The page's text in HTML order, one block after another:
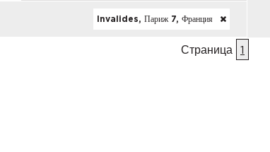
Invalides, Париж 7, Франция
Страница 1